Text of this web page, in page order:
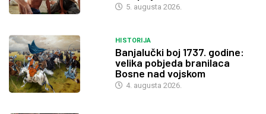
5. augusta 2026.
HISTORIJA
Banjalučki boj 1737. godine:
velika pobjeda branilaca
Bosne nad vojskom
4. augusta 2026.